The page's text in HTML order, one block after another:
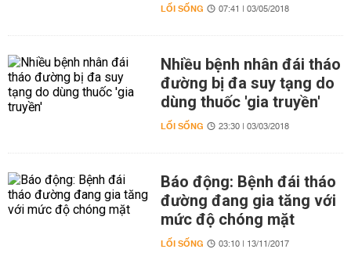
LỐI SỐNG 07:41 | 03/05/2018
Nhiều bệnh nhân đái tháo
đường bị đa suy tạng do
dùng thuốc 'gia truyền'
LỐI SỐNG 23:30 | 03/03/2018
Báo động: Bệnh đái tháo
đường đang gia tăng với
mức độ chóng mặt
LỐI SỐNG 03:10 | 13/11/2017